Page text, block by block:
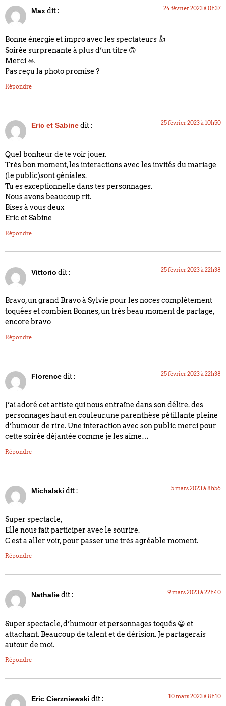
Maxdit : 24 février 2023 à 0h37
Bonne énergie et impro avec les spectateurs 👍
Soirée surprenante à plus d’un titre 🙃
Merci 🙏
Pas reçu la photo promise ?
Répondre
Eric et Sabinedit : 25 février 2023 à 10h50
Quel bonheur de te voir jouer.
Très bon moment, les interactions avec les invités du mariage
(le public)sont géniales.
Tu es exceptionnelle dans tes personnages.
Nous avons beaucoup rit.
Bises à vous deux
Eric et Sabine
Répondre
Vittorio dit : 25 février 2023 à 22h38
Bravo, un grand Bravo à Sylvie pour les noces complètement
toquées et combien Bonnes, un très beau moment de partage,
encore bravo
Répondre
Florencedit : 25 février 2023 à 22h38
J’ai adoré cet artiste qui nous entraîne dans son délire. des
personnages haut en couleur.une parenthèse pétillante pleine
d’humour de rire. Une interaction avec son public merci pour
cette soirée déjantée comme je les aime…
Répondre
Michalski dit : 5 mars 2023 à 8h56
Super spectacle,
Elle nous fait participer avec le sourire.
C est a aller voir, pour passer une très agréable moment.
Répondre
Nathaliedit : 9 mars 2023 à 22h40
Super spectacle, d’humour et personnages toqués 😀 et
attachant. Beaucoup de talent et de dérision. Je partagerais
autour de moi.
Répondre
Eric Cierzniewski dit : 10 mars 2023 à 8h10